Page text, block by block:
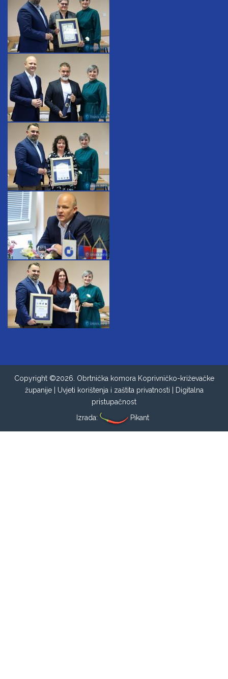
Copyright ©2026. Obrtnička komora Koprivničko-križevačke
županije | Uvjeti korištenja i zaštita privatnosti
Digitalna
pristupačnost
Izrada:
Pikant